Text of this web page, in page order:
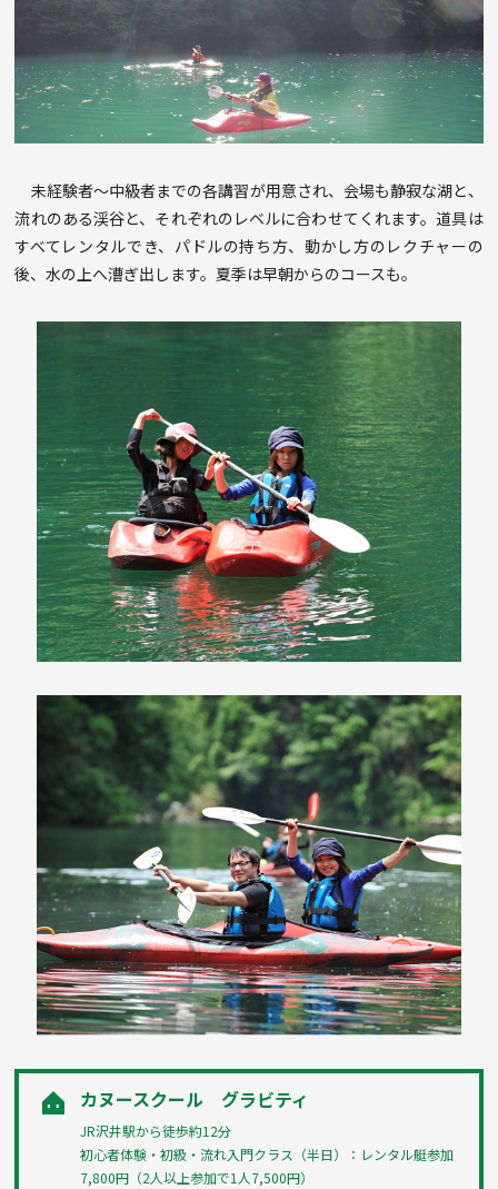
未経験者～中級者までの各講習が用意され、会場も静寂な湖と、
流れのある渓谷と、それぞれのレベルに合わせてくれます。道具は
すべてレンタルでき、パドルの持ち方、動かし方のレクチャーの
後、水の上へ漕ぎ出します。夏季は早朝からのコースも。
カヌースクール グラビティ
JR沢井駅から徒歩約12分
初心者体験・初級・流れ入門クラス（半日）：レンタル艇参加
7,800円（2人以上参加で1人7,500円）